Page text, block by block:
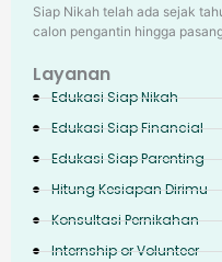
Siap Nikah telah ada sejak
calon pengantin hingga
Layanan
Edukasi Siap Nikah
Edukasi Siap Financial
Edukasi Siap Parenting
Hitung Kesiapan Dirimu
Konsultasi Pernikahan
Internship or Volunteer